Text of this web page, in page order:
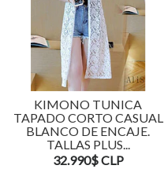
KIMONO TUNICA
TAPADO CORTO CASUAL
BLANCO DE ENCAJE.
TALLAS PLUS...
32.990$ CLP